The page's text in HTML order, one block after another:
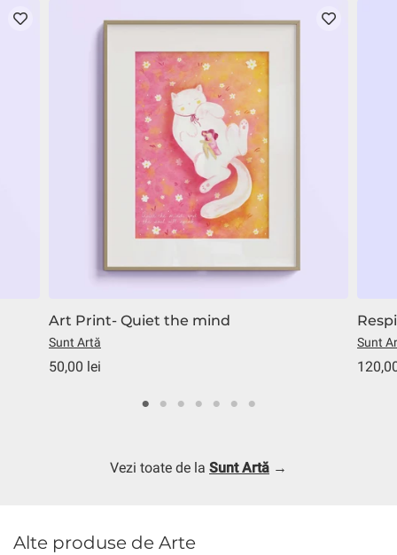
Art Print- Quiet the mind
Sunt Artă
50,00 lei
Sunt
Vezi toate de la Sunt Artă →
Alte produse de Arte